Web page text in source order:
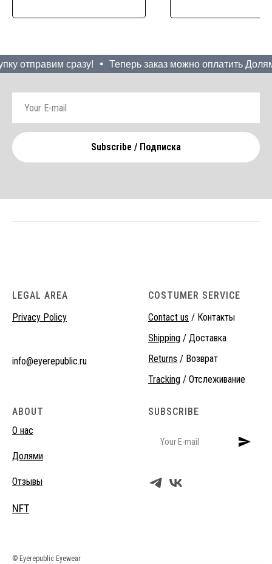
отправим сразу! Теперь заказ можно оплатить
Subscribe / Подписка
LEGAL AREA
Privacy Policy
info@eyerepublic.ru
COSTUMER SERVICE
Contact us / Контакты
Shipping / Доставка
Returns / Возврат
Tracking / Отслеживание
ABOUT
О нас
Долями
Отзывы
NFT
SUBSCRIBE
© Eyerepublic Eyewear